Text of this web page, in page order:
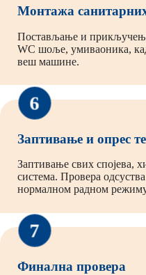
Монтажа
Постављање и
WC шоље, умиваоника,
веш машине.
Заптивање и опрес
6
Заптивање свих спојева,
система. Провера
нормалном радном
Финална провера
7